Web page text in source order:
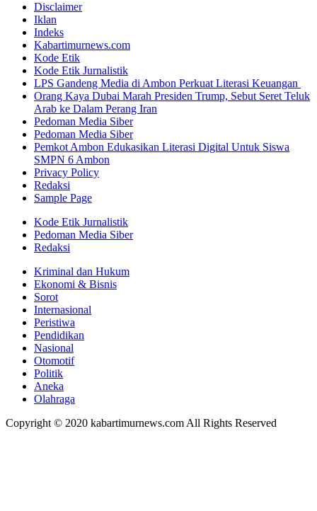
Disclaimer
Iklan
Indeks
Kabartimurnews.com
Kode Etik
Kode Etik Jurnalistik
LPS Gandeng Media di Ambon Perkuat Literasi Keuangan
Orang Kaya Dubai Marah Presiden Trump, Sebut Seret Teluk
Arab ke Dalam Perang Iran
Pedoman Media Siber
Pedoman Media Siber
Pemkot Ambon Edukasikan Literasi Digital Untuk Siswa
SMPN 6 Ambon
Privacy Policy
Redaksi
Sample Page
Kode Etik Jurnalistik
Pedoman Media Siber
Redaksi
Kriminal dan Hukum
Ekonomi & Bisnis
Sorot
Internasional
Peristiwa
Pendidikan
Nasional
Otomotif
Politik
Aneka
Olahraga
Copyright © 2020 kabartimurnews.com All Rights Reserved